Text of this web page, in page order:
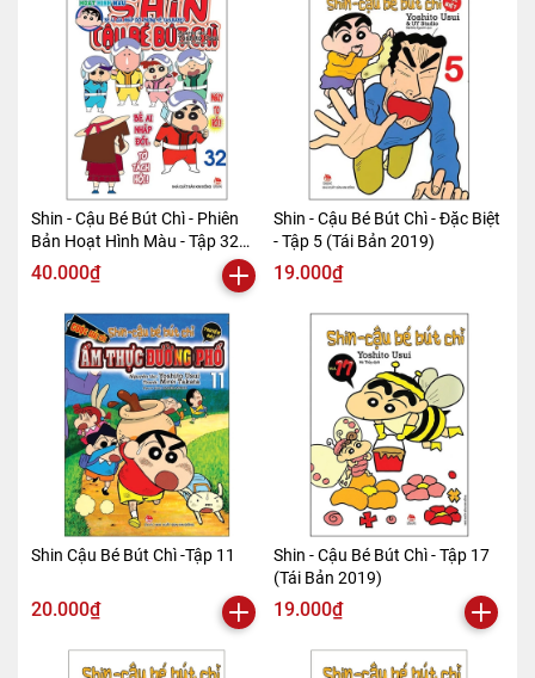
Shin - Cậu Bé Bút Chì - Phiên
Bản Hoạt Hình Màu - Tập 32
(Tái Bản 2019)
40.000₫
Shin - Cậu Bé Bút Chì - Đặc Biệt
- Tập 5 (Tái Bản 2019)
19.000₫
Shin Cậu Bé Bút Chì -Tập 11
20.000₫
Shin - Cậu Bé Bút Chì - Tập 17
(Tái Bản 2019)
19.000₫